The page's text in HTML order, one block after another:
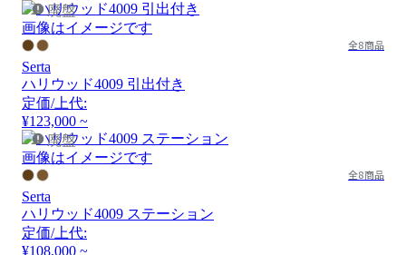
廃盤
画像はイメージです
全8商品
Serta
ハリウッド4009 引出付き
定価/上代:
¥123,000 ~
廃盤
画像はイメージです
全8商品
Serta
ハリウッド4009 ステーション
定価/上代:
¥108,000 ~